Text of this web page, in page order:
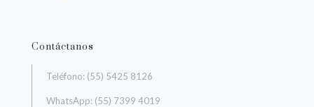
Contáctanos
Teléfono: (55) 5425 8126
WhatsApp: (55) 7399 4019